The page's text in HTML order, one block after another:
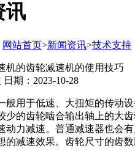
讯
网站首页>新闻资讯>技术支持
机的齿轮减速机的使用技巧
期：2023-10-28
般用于低速、大扭矩的传动
少的齿轮啮合输出轴上的大
动力减速。普通减速器也会
的减速效果。齿轮尺寸的齿数